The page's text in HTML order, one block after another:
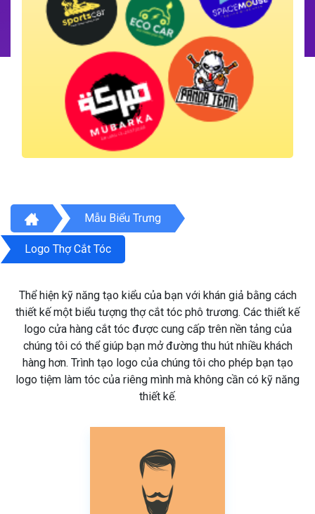
Mẫu Biểu Trưng
Logo Thợ Cắt Tóc
Thể hiện kỹ năng tạo kiểu của bạn với khán giả bằng cách
thiết kế một biểu tượng thợ cắt tóc phô trương. Các thiết kế
logo cửa hàng cắt tóc được cung cấp trên nền tảng của
chúng tôi có thể giúp bạn mở đường thu hút nhiều khách
hàng hơn. Trình tạo logo của chúng tôi cho phép bạn tạo
logo tiệm làm tóc của riêng mình mà không cần có kỹ năng
thiết kế.